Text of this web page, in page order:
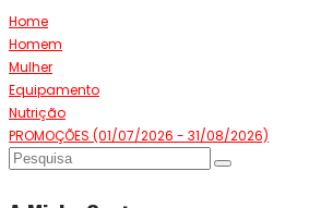
Home
Homem
Mulher
Equipamento
Nutrição
PROMOÇÕES (01/07/2026 - 31/08/2026)